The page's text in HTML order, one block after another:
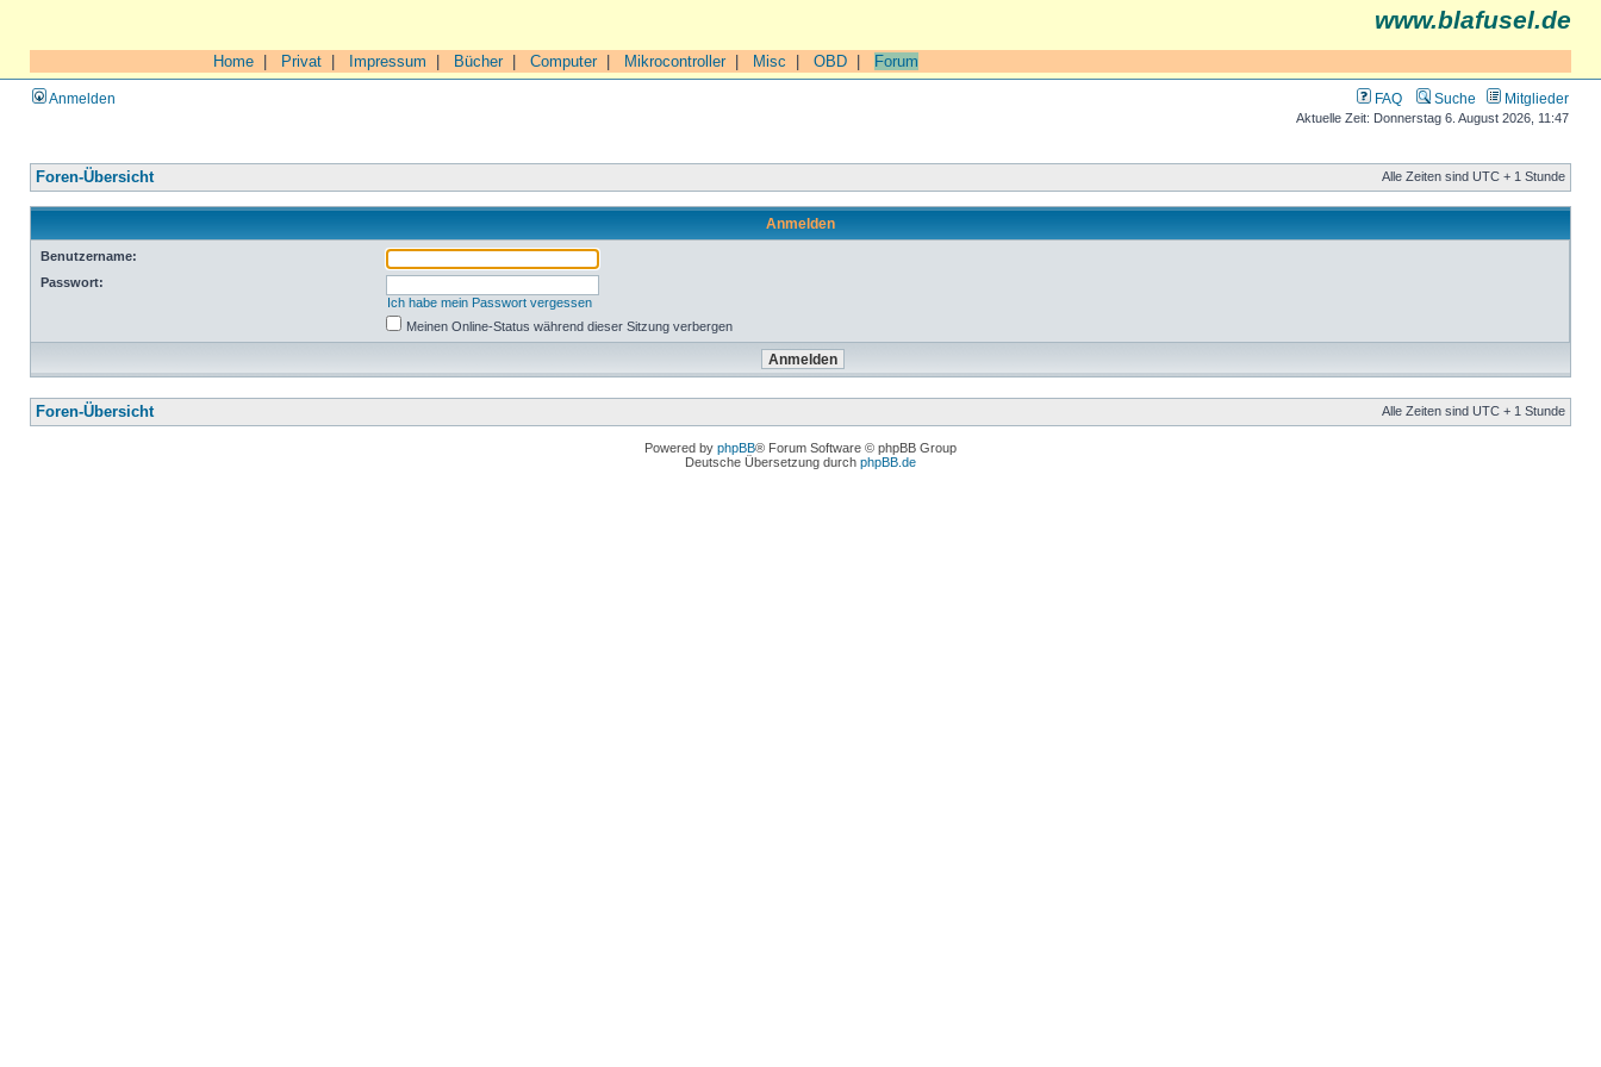
www.blafusel.de
Home Privat Impressum Bücher| Computer| Mikrocontroller| Misc OBD Forum
Anmelden FAQ Suche Mitglieder
Aktuelle Zeit: Donnerstag 6. August 2026, 11:47
Foren-Übersicht Alle Zeiten sind UTC + 1 Stunde
Anmelden
Benutzername:
Passwort:
Ich habe mein Passwort vergessen
Meinen Online-Status während dieser Sitzung verbergen
Foren-Übersicht Alle Zeiten sind UTC + 1 Stunde
Powered by phpBB® Forum Software © phpBB Group
Deutsche Übersetzung durch phpBB.de